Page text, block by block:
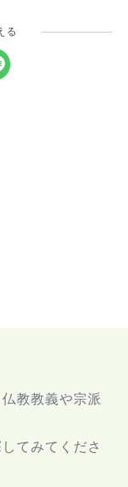
る
教教義や宗派
てみてくださ